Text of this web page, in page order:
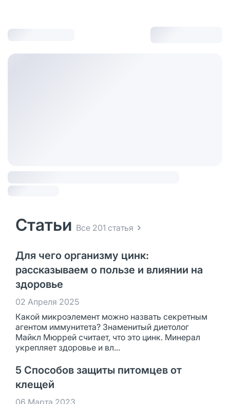
Статьи Все 201 статья
Для чего организму цинк:
рассказываем о пользе и влиянии на
здоровье
02 Апреля 2025
Какой микроэлемент можно назвать секретным
агентом иммунитета? Знаменитый диетолог
Майкл Мюррей считает, что это цинк. Минерал
укрепляет здоровье и вл...
5 Способов защиты питомцев от
клещей